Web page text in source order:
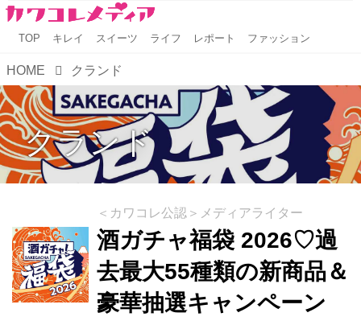
TOP キレイ スイーツ ライフ レポート ファッション
HOME クランド
クランド
＜カワコレ公認＞メディアライター
酒ガチャ福袋 2026♡過
去最大55種類の新商品＆
豪華抽選キャンペーン